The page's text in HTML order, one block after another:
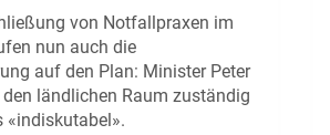
von Notfallpraxen im
nun auch die
auf den Plan: Minister Peter
den ländlichen Raum zuständig
«indiskutabel».